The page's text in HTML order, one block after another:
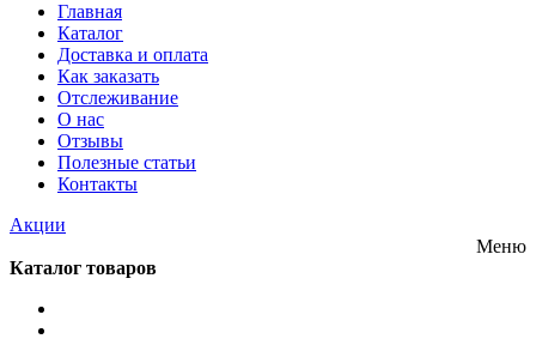
Главная
Каталог
Доставка и оплата
Как заказать
Отслеживание
О нас
Отзывы
Полезные статьи
Контакты
Акции
Меню
Каталог товаров